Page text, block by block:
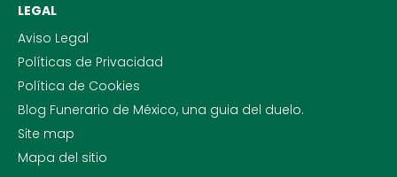
LEGAL
Aviso Legal
Políticas de Privacidad
Política de Cookies
Blog Funerario de México, una guia del duelo.
Site map
Mapa del sitio